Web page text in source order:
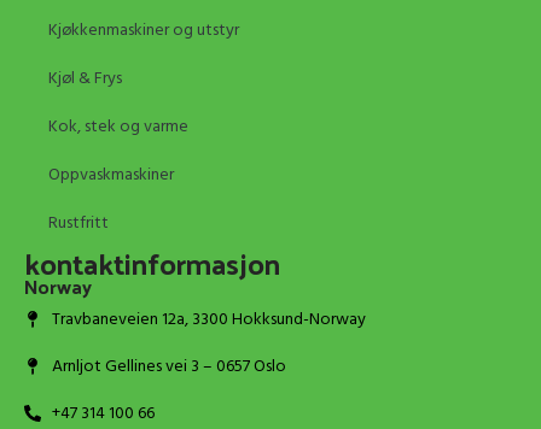
Kjøkkenmaskiner og utstyr
Kjøl & Frys
Kok, stek og varme
Oppvaskmaskiner
Rustfritt
kontaktinformasjon
Norway
Travbaneveien 12a, 3300 Hokksund-Norway
Arnljot Gellines vei 3 – 0657 Oslo
+47 314 100 66